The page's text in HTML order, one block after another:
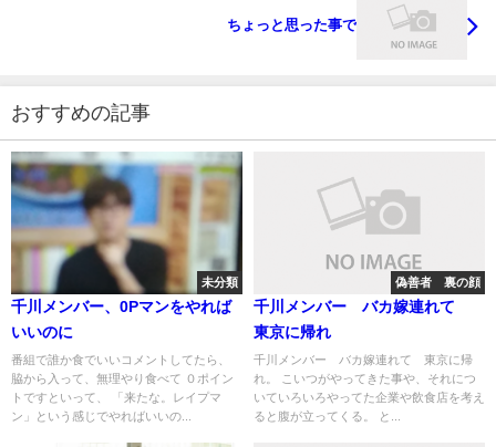
ちょっと思った事で
おすすめの記事
未分類
千川メンバー、0Pマンをやれば
いいのに
番組で誰か食でいいコメントしてたら、
脇から入って、無理やり食べて ０ポイン
トですといって、 「来たな。レイプマ
ン」という感じでやればいいの...
偽善者 裏の顔
千川メンバー バカ嫁連れて
東京に帰れ
千川メンバー バカ嫁連れて 東京に帰
れ。 こいつがやってきた事や、それにつ
いていろいろやってた企業や飲食店を考え
ると腹が立ってくる。 と...